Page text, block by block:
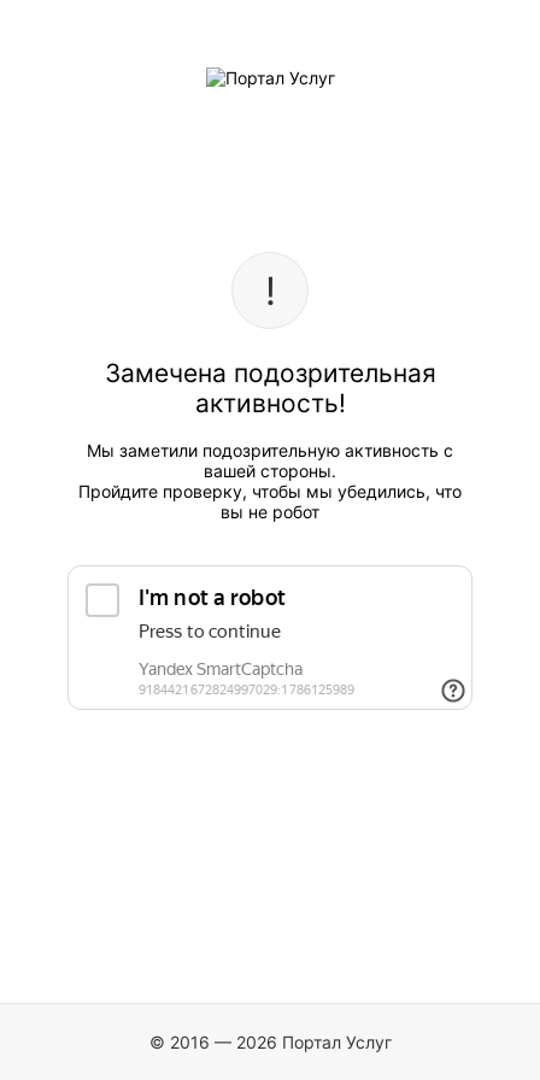
Замечена подозрительная
активность!
Мы заметили подозрительную активность с
вашей стороны.
Пройдите проверку, чтобы мы убедились, что
вы не робот
© 2016 — 2026 Портал Услуг